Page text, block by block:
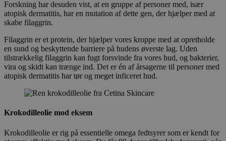
Forskning har desuden vist, at en gruppe af personer med, især
atopisk dermatitis, har en mutation af dette gen, der hjælper med at
skabe filaggrin.
Filaggrin er et protein, der hjælper vores kroppe med at opretholde
en sund og beskyttende barriere på hudens øverste lag. Uden
tilstrækkelig filaggrin kan fugt forsvinde fra vores hud, og bakterier,
vira og skidt kan trænge ind. Det er én af årsagerne til personer med
atopisk dermatitis har tør og meget inficeret hud.
Krokodilleolie mod eksem
Krokodilleolie er rig på essentielle omega fedtsyrer som er kendt for